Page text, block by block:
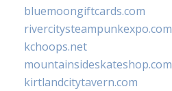
bluemoongiftcards.com
rivercitysteampunkexpo.com
kchoops.net
mountainsideskateshop.com
kirtlandcitytavern.com